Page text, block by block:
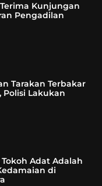
Kunjungan
Pengadilan
Tarakan Terbakar
Polisi Lakukan
Adat Adalah
di